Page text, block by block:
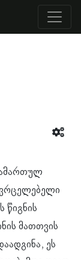
წიგნის
მათთვის
ეს